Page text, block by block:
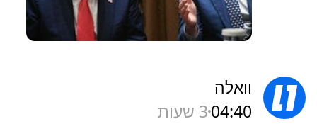
וואלה
04:403 שעות